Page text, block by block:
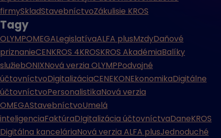
firmySkladStavebníctvoZákulisie KROS
Tagy
OLYMPOMEGALegislatívaALFA plusMzdyDaňové
priznanieCENKROS 4KROSKROS AkadémiaBalíky
služiebONIXNová verzia OLYMPPodvojné
účtovníctvoDigitalizáciaCENEKONEkonomikaDigitálne
účtovníctvoPersonalistikaNová verzia
OMEGAStavebníctvoUmelá
inteligenciaFaktúraDIgitalizácia účtovníctvaDaneKROS
Digitálna kanceláriaNová verzia ALFA plusJednoduché